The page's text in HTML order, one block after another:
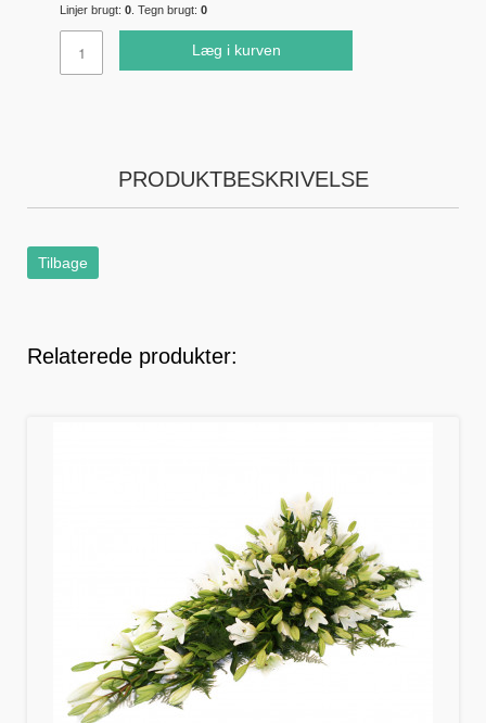
Linjer brugt: 0 . Tegn brugt: 0
Læg i kurven
PRODUKTBESKRIVELSE
Tilbage
Relaterede produkter: